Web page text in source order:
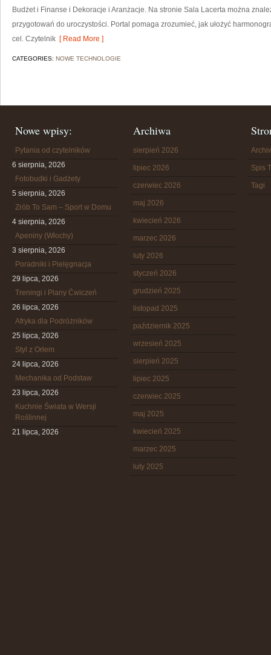
Budżet i Finanse i Dekoracje i Aranżacje. Na stronie Sala Lacerta można
przygotowań do uroczystości. Portal pomaga zrozumieć, jak ułożyć
cel. Czytelnik [ Read More ]
CATEGORIES: NOWE TECHNOLOGIE
Nowe wpisy:
Pytania od czytelników
6 sierpnia, 2026
Fotobudki i Gadżety
5 sierpnia, 2026
Zrób To Sam – Sport w Domu
4 sierpnia, 2026
Apeniny (Włochy)
3 sierpnia, 2026
Poradniki i Pielęgnacja
29 lipca, 2026
Treningi i Plany Ćwiczeń
26 lipca, 2026
Afryka dla Podróżników
25 lipca, 2026
Styl z Orłem
24 lipca, 2026
Mechanika od Podstaw
23 lipca, 2026
Kuchnie Świata w Wersji
Roślinnej
21 lipca, 2026
Archiwa
sierpień 2026
lipiec 2026
czerwiec 2026
maj 2026
kwiecień 2026
marzec 2026
luty 2026
styczeń 2026
grudzień 2025
listopad 2025
październik 2025
wrzesień 2025
sierpień 2025
lipiec 2025
czerwiec 2025
maj 2025
kwiecień 2025
marzec 2025
luty 2025
Spis
Tagi